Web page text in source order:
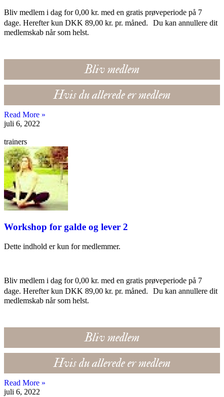
Bliv medlem i dag for 0,00 kr. med en gratis prøveperiode på 7
dage. Herefter kun DKK 89,00 kr. pr. måned. Du kan annullere dit
medlemskab når som helst.
Bliv medlem
Hvis du allerede er medlem
Read More »
juli 6, 2022
trainers
Workshop for galde og lever 2
Dette indhold er kun for medlemmer.
Bliv medlem i dag for 0,00 kr. med en gratis prøveperiode på 7
dage. Herefter kun DKK 89,00 kr. pr. måned. Du kan annullere dit
medlemskab når som helst.
Bliv medlem
Hvis du allerede er medlem
Read More »
juli 6, 2022